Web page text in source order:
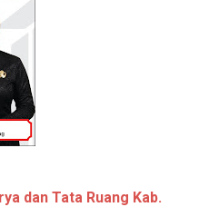
dan Tata Ruang Kab.